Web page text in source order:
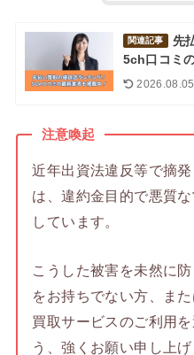
関連記事
先
5ch口コミ
2026.08.05
注意喚起
近年出資法違反等で摘
は、違約金目的で悪質
しています。
こうした被害を未然に
をお持ちでない方、ま
買取サービスのご利用
う、強くお願い申し上げ